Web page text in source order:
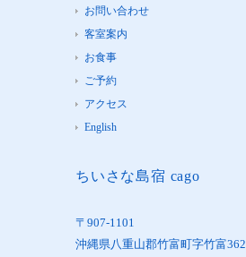
お問い合わせ
客室案内
お食事
ご予約
アクセス
English
ちいさな島宿 cago
〒907-1101
沖縄県八重山郡竹富町字竹富362